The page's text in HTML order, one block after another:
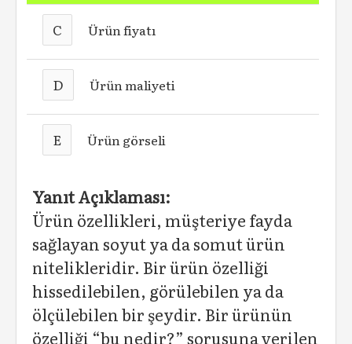
C Ürün fiyatı
D Ürün maliyeti
E Ürün görseli
Yanıt Açıklaması:
Ürün özellikleri, müşteriye fayda
sağlayan soyut ya da somut ürün
nitelikleridir. Bir ürün özelliği
hissedilebilen, görülebilen ya da
ölçülebilen bir şeydir. Bir ürünün
özelliği “bu nedir?” sorusuna verilen